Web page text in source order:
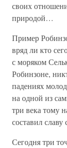
своих
природой…
Пример
вряд ли кто
с моряком
Робинзоне,
падениях
на одной из
три века тому
составил
Сегодня три